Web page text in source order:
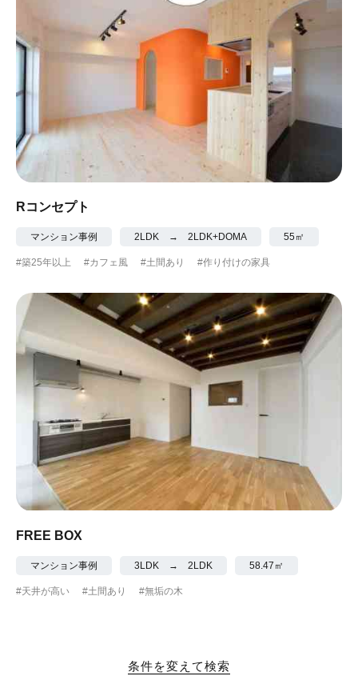
Rコンセプト
マンション事例 2LDK → 2LDK+DOMA 55㎡
#築25年以上 #カフェ風 #土間あり #作り付けの家具
FREE BOX
マンション事例 3LDK → 2LDK 58.47㎡
#天井が高い #土間あり #無垢の木
条件を変えて検索